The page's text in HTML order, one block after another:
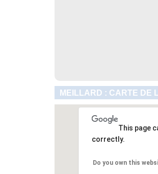
MEILLARD : CARTE DE
This page
correctly.
Do you own this